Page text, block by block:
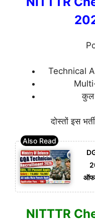
Technical
कुल
दोस्तों इस
NITTTR